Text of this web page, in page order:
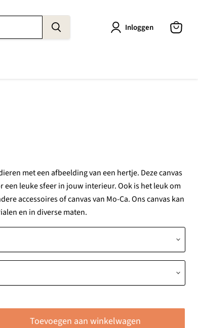
Inloggen
met een afbeelding van een hertje. Deze canvas
een leuke sfeer in jouw interieur. Ook is het leuk om
accessoires of canvas van Mo-Ca. Ons canvas kan
en in diverse maten.
Toevoegen aan winkelwagen